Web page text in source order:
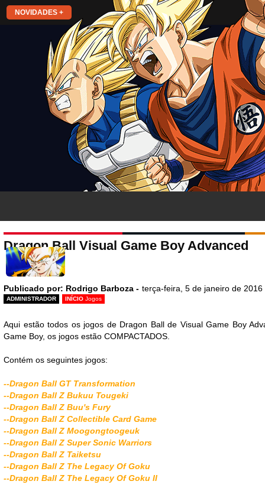
NOVIDADES +
Dragon Ball Visual Game Boy Advanced
Publicado por: Rodrigo Barboza - terça-feira, 5 de janeiro de 2016
ADMINISTRADOR INÍCIO Jogos
Aqui estão todos os jogos de Dragon Ball de Visual Game Boy
Game Boy, os jogos estão COMPACTADOS.
Contém os seguintes jogos:
--Dragon Ball GT Transformation
--Dragon Ball Z Bukuu Tougeki
--Dragon Ball Z Buu's Fury
--Dragon Ball Z Collectible Card Game
--Dragon Ball Z Moogongtoogeuk
--Dragon Ball Z Super Sonic Warriors
--Dragon Ball Z Taiketsu
--Dragon Ball Z The Legacy Of Goku
--Dragon Ball Z The Legacy Of Goku II